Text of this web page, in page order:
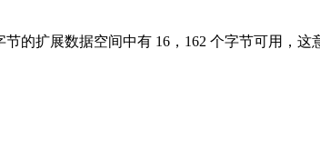
节的扩展数据空间中有 16，162 个字节可用，这